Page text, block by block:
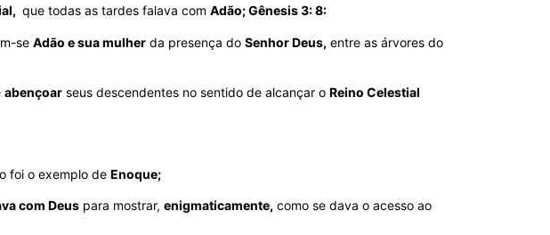
que todas as tardes falava com Adão; Gênesis 3: 8:
se Adão e sua mulher da presença do Senhor Deus, entre as árvores do
abençoar seus descendentes no sentido de alcançar o Reino Celestial
foi o exemplo de Enoque;
com Deus para mostrar, enigmaticamente, como se dava o acesso ao